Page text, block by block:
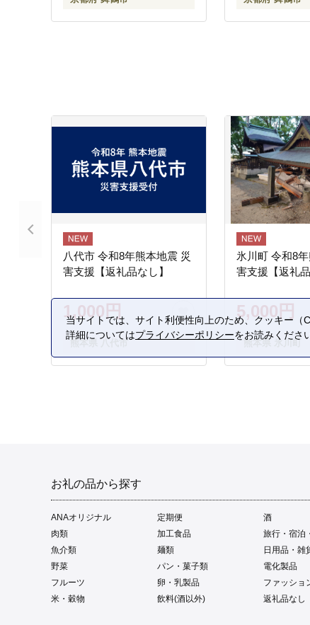
八代市 令和8年熊本地震 災
害支援【返礼品なし】
1,000円
熊本県 八代市
氷川町 令和8
害支援【返礼品
5,000円
熊本県 氷川町
お礼の品から探す
ANAオリジナル 定期便
酒
肉類
加工食品
旅行・宿泊
魚介類
麺類
日用品・雑
野菜
パン・菓子類
電化製品
フルーツ
卵・乳製品
ファッショ
米・穀物
飲料(酒以外) 返礼品なし
当サイトでは、サイト利便性向上のため、クッキー
詳細についてはプライバシーポリシーをお読みくださ